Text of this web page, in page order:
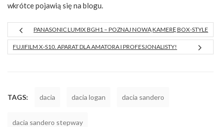
wkrótce pojawią się na blogu.
PANASONIC LUMIX BGH1 – POZNAJ NOWĄ KAMERĘ BOX-STYLE
FUJIFILM X-S10. APARAT DLA AMATORA I PROFESJONALISTY!
TAGS: dacia dacia logan dacia sandero
dacia sandero stepway